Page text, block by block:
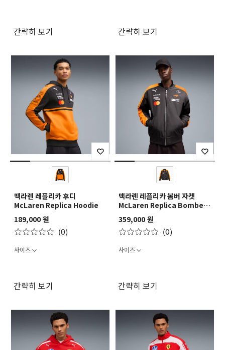
간략히 보기 간략히 보기
맥라렌 레플리카 후디
McLaren Replica Hoodie
189,000 원
(0)
사이즈
간략히 보기
맥라렌 레플리카 봄버 자켓
McLaren Replica Bomber
359,000 원
(0)
사이즈
간략히 보기